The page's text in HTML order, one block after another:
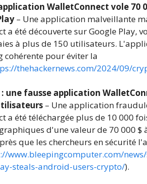
WalletConnect vole 70
– Une application malveillante
a été découverte sur Google Play,
à plus de 150 utilisateurs.
cohérente pour éviter la
thehackernews.com/2024/09/
: une fausse application
– Une application
a été téléchargée plus de 10 000
d'une valeur de 70 000 $
que les chercheurs en sécurité
www.bleepingcomputer.com/
steals-android-users-crypto/).